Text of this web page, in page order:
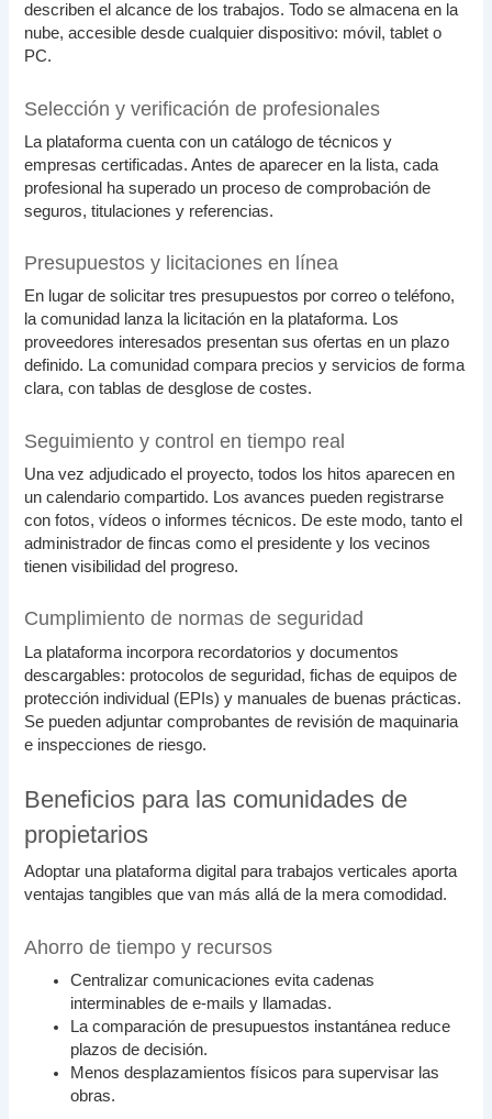
describen el alcance de los trabajos. Todo se almacena en la
nube, accesible desde cualquier dispositivo: móvil, tablet o
PC.
Selección y verificación de profesionales
La plataforma cuenta con un catálogo de técnicos y
empresas certificadas. Antes de aparecer en la lista, cada
profesional ha superado un proceso de comprobación de
seguros, titulaciones y referencias.
Presupuestos y licitaciones en línea
En lugar de solicitar tres presupuestos por correo o teléfono,
la comunidad lanza la licitación en la plataforma. Los
proveedores interesados presentan sus ofertas en un plazo
definido. La comunidad compara precios y servicios de forma
clara, con tablas de desglose de costes.
Seguimiento y control en tiempo real
Una vez adjudicado el proyecto, todos los hitos aparecen en
un calendario compartido. Los avances pueden registrarse
con fotos, vídeos o informes técnicos. De este modo, tanto el
administrador de fincas como el presidente y los vecinos
tienen visibilidad del progreso.
Cumplimiento de normas de seguridad
La plataforma incorpora recordatorios y documentos
descargables: protocolos de seguridad, fichas de equipos de
protección individual (EPIs) y manuales de buenas prácticas.
Se pueden adjuntar comprobantes de revisión de maquinaria
e inspecciones de riesgo.
Beneficios para las comunidades de
propietarios
Adoptar una plataforma digital para trabajos verticales aporta
ventajas tangibles que van más allá de la mera comodidad.
Ahorro de tiempo y recursos
Centralizar comunicaciones evita cadenas
interminables de e-mails y llamadas.
La comparación de presupuestos instantánea reduce
plazos de decisión.
Menos desplazamientos físicos para supervisar las
obras.